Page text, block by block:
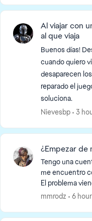
Al viajar con
al que viaja
Buenos días!
cuando quiero
desaparecen
reparado el
soluciona.
Nievesbp
3
¿Empezar de
Tengo una
me encuentro
El problema
ropa o algo, que
mmrodz 6